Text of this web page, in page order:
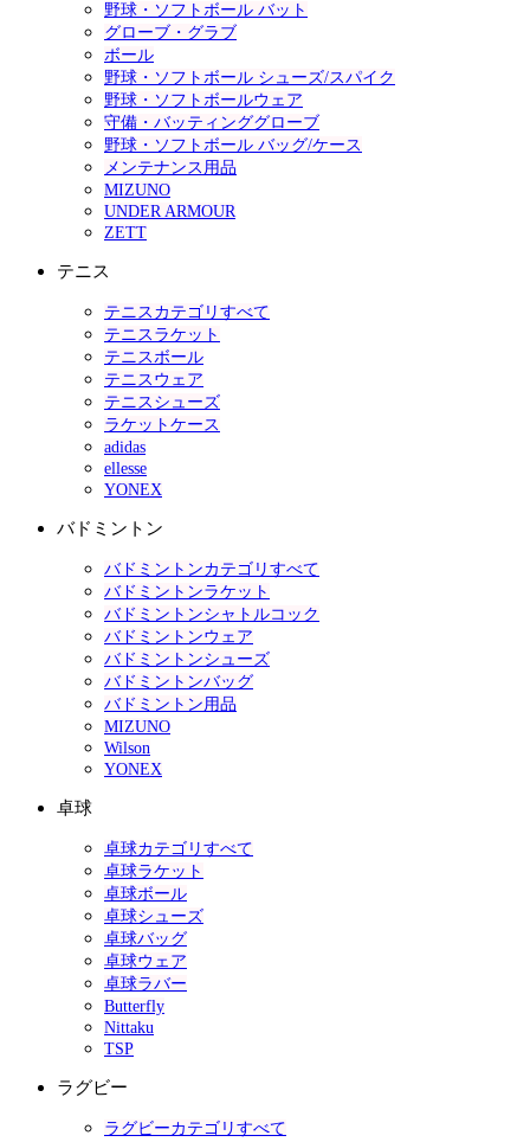
野球・ソフトボール バット
グローブ・グラブ
ボール
野球・ソフトボール シューズ/スパイク
野球・ソフトボールウェア
守備・バッティンググローブ
野球・ソフトボール バッグ/ケース
メンテナンス用品
MIZUNO
UNDER ARMOUR
ZETT
テニス
テニスカテゴリすべて
テニスラケット
テニスボール
テニスウェア
テニスシューズ
ラケットケース
adidas
ellesse
YONEX
バドミントン
バドミントンカテゴリすべて
バドミントンラケット
バドミントンシャトルコック
バドミントンウェア
バドミントンシューズ
バドミントンバッグ
バドミントン用品
MIZUNO
Wilson
YONEX
卓球
卓球カテゴリすべて
卓球ラケット
卓球ボール
卓球シューズ
卓球バッグ
卓球ウェア
卓球ラバー
Butterfly
Nittaku
TSP
ラグビー
ラグビーカテゴリすべて